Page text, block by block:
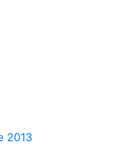
2013